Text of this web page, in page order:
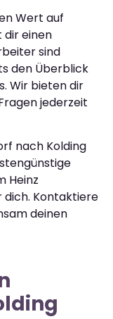
Wert auf
dir einen
sind
den Überblick
Wir bieten dir
jederzeit
nach Kolding
Heinz
dich. Kontaktiere
deinen